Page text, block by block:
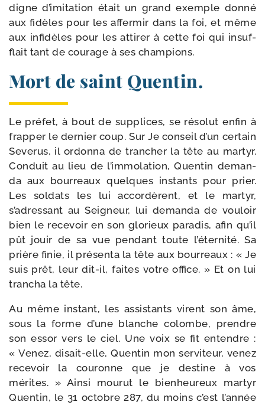
digne d’imitation était un grand exemple don­né
aux fidèles pour les affer­mir dans la foi, et même
aux infi­dèles pour les atti­rer à cette foi qui insuf­
flait tant de cou­rage à ses champions.
Mort de saint Quentin.
Le pré­fet, à bout de sup­plices, se réso­lut enfin à
frap­per le der­nier coup. Sur Je conseil d’un cer­tain
Severus, il ordon­na de tran­cher la tête au mar­tyr.
Conduit au lieu de l’immolation, Quentin deman­
da aux bour­reaux quelques ins­tants pour prier.
Les sol­dats les lui accor­dèrent, et le mar­tyr,
s’adressant au Seigneur, lui deman­da de vou­loir
bien le rece­voir en son glo­rieux para­dis, afin qu’il
pût jouir de sa vue pen­dant toute l’éternité. Sa
prière finie, il pré­sen­ta la tête aux bour­reaux : « Je
suis prêt, leur dit-​il, faites votre office. » Et on lui
tran­cha la tête.
Au même ins­tant, les assis­tants virent son âme,
sous la forme d’une blanche colombe, prendre
son essor vers le ciel. Une voix se fit entendre :
« Venez, disait-​elle, Quentin mon ser­vi­teur, venez
rece­voir la cou­ronne que je des­tine à vos
mérites. » Ainsi mou­rut le bien­heu­reux mar­tyr
Quentin, le 31 octobre 287, du moins c’est l’année